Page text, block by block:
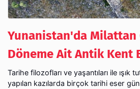
Yunanistan'da Milattan
Döneme Ait Antik Kent
Tarihe filozofları ve yaşantıları ile ışık
yapılan kazılarda birçok tarihi eser gün